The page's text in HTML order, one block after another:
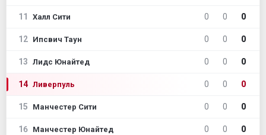
11 Халл Сити 0 0 0
12 Ипсвич Таун 0 0 0
13 Лидс Юнайтед 0 0 0
14 Ливерпуль 0 0 0
15 Манчестер Сити 0 0 0
16 Манчестер Юнайтед 0 0 0